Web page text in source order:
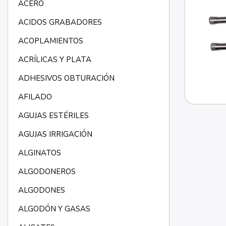
ACERO
ACIDOS GRABADORES
ACOPLAMIENTOS
ACRÍLICAS Y PLATA
ADHESIVOS OBTURACIÓN
AFILADO
AGUJAS ESTÉRILES
AGUJAS IRRIGACIÓN
ALGINATOS
ALGODONEROS
ALGODONES
ALGODÓN Y GASAS